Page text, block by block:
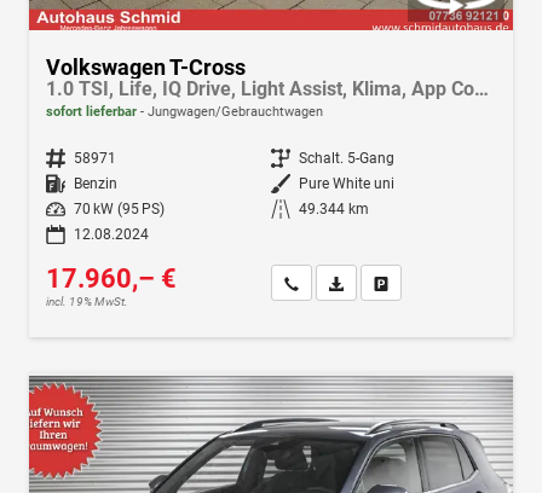
Volkswagen T-Cross
1.0 TSI, Life, IQ Drive, Light Assist, Klima, App Connect, SHZ, Navi, ACC, LED
sofort lieferbar Jungwagen/Gebrauchtwagen
Fahrzeugnr. 58971 Getriebe Schalt. 5-Gang
Kraftstoff Benzin Außenfarbe Pure White uni
Leistung
70 kW (95 PS) Kilometerstand 49.344 km
12.08.2024
17.960,– €
incl. 19% MwSt.
Wir rufen Sie anFahrzeugexposé (PDF)